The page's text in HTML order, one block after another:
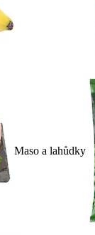
Maso a lahůdky